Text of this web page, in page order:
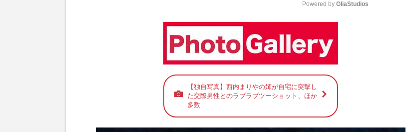
u
e
Powered by GliaStudios
【独自写真】西内まりやの姉が自宅に突撃し
た交際男性とのラブラブツーショット、ほか
多数